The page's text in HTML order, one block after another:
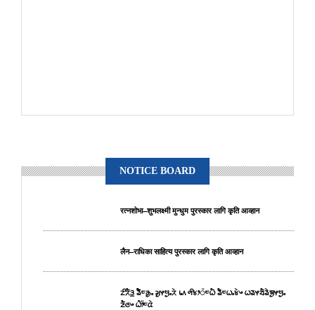
NOTICE BOARD
रत्नशोभा–शुभलक्ष्मी मुन्धुम पुरस्कार लागि कृति आव्हान
लैन–राधिका साहित्य पुरस्कार लागि कृति आव्हान
ᤁᤡᤖᤠᤋ᤻ ᤕᤠᤠᤰᤌᤢᤱ ᤆᤢᤶᤗᤢᤱᤖᤧ ᥇᥈ ᤛᤡᤃᤣ᤺ᤰᤐᤠ ᤕᤠᤰᤐᤱᤃᤧᤴ ᤐᤕᤶᤔᤠᤕᤧᤈᤢᤶᤗᤢᤱ
ᤏᤠᤜᤴ ᤐᤥ᤺ᤰᤂᤧ